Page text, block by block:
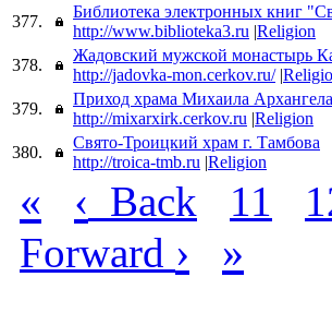
377.
Библиотека электронных книг
http://www.biblioteka3.ru |Religion
378.
Жадовский мужской монастырь
http://jadovka-mon.cerkov.ru/ |
379.
Приход храма Михаила
http://mixarxirk.cerkov.ru |Religion
380.
Свято-Троицкий храм г. Тамбова
http://troica-tmb.ru |Religion
« ‹ Back 11
Forward › »